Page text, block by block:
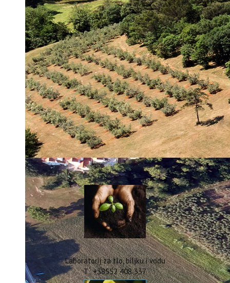
Etički kodeks
Financiranje
Proračun
Potpore
PROGRAMSKO FINANCIRANJE
Izvještavanje po uredbi
Projekti Instituta
Dialogue4Tourism
REVIVE
WASTEREDUCE
MITOMED+
WINTERMED
CASTWATER
INHERIT
CONSUMLESS PLUS
IstraOILFest
ARHIVA PROJEKATA
IstraECOinclusive
Izdavačka djelatnost
Izbor u znanstvena zvanja
Dokumenti
Statut
Strategija
CIP
Pravo na pristup informacijama
Laboratorij za tlo, biljku i vodu
T: +38552 408 337